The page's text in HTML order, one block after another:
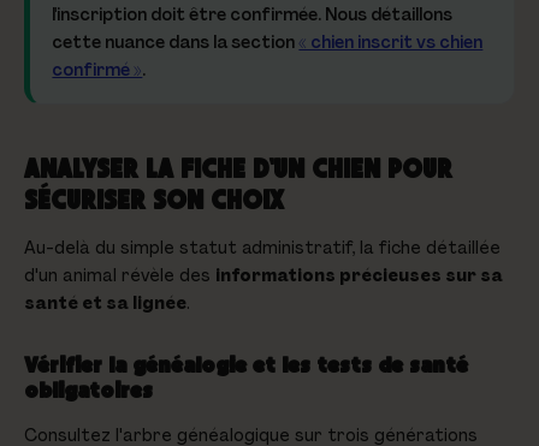
l'inscription doit être confirmée. Nous détaillons
cette nuance dans la section « chien inscrit vs chien
confirmé ».
ANALYSER LA FICHE D'UN CHIEN POUR
SÉCURISER SON CHOIX
Au-delà du simple statut administratif, la fiche détaillée
d'un animal révèle des informations précieuses sur sa
santé et sa lignée.
Vérifier la généalogie et les tests de santé
obligatoires
Consultez l'arbre généalogique sur trois générations